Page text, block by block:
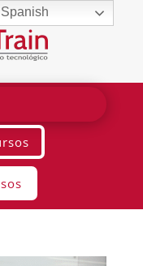
Spanish